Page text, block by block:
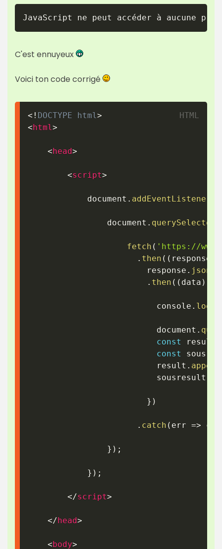
C'est ennuyeux
Voici ton code corrigé
<! DOCTYPE html >
<html >
<head>
<script>
			document
. addEventListener
				document
. querySelector
fetch ( 'https://
. then ( ( response
						response
. json
. then ( ( data )
						  console
. log
						  document
.
const
result
const
						  result
.
						  sousresult
} )
. catch ( err =>
} ) ;
} ) ;
</script>
</head>
<body>